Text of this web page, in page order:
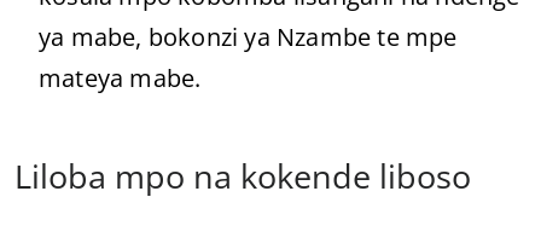
ya mabe, bokonzi ya Nzambe te mpe
mateya mabe.
Liloba mpo na kokende liboso